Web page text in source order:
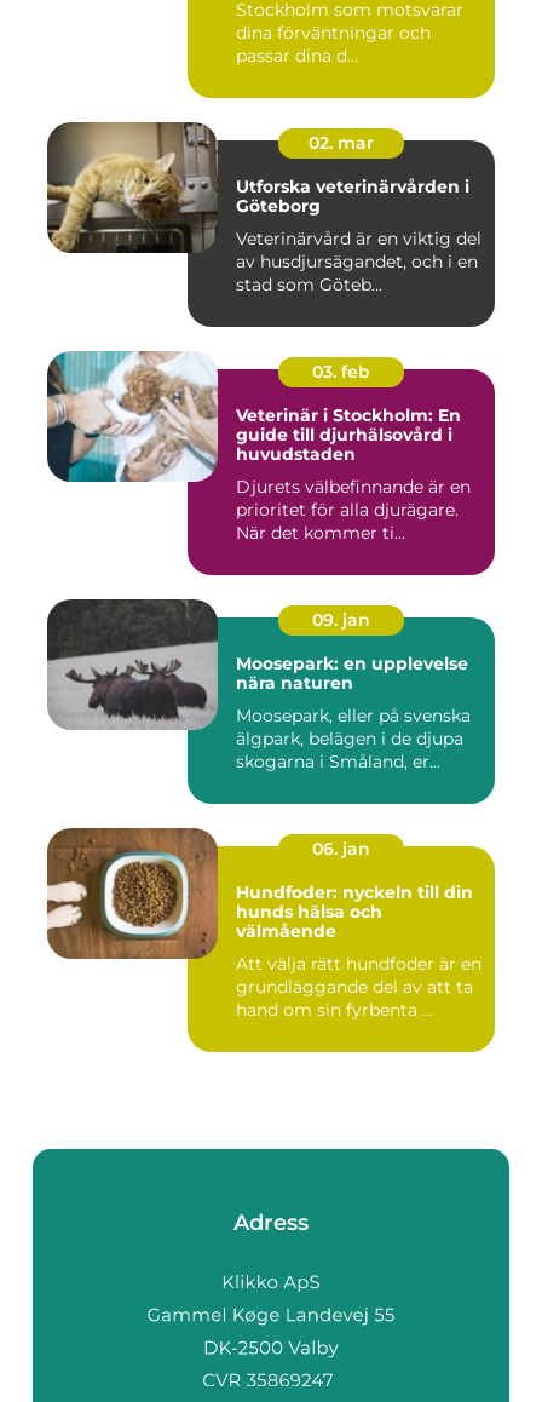
Stockholm som motsvarar
dina förväntningar och
passar dina d...
02. mar
Utforska veterinärvården i
Göteborg
Veterinärvård är en viktig del
av husdjursägandet, och i en
stad som Göteb...
03. feb
Veterinär i Stockholm: En
guide till djurhälsovård i
huvudstaden
Djurets välbefinnande är en
prioritet för alla djurägare.
När det kommer ti...
09. jan
Moosepark: en upplevelse
nära naturen
Moosepark, eller på svenska
älgpark, belägen i de djupa
skogarna i Småland, er...
06. jan
Hundfoder: nyckeln till din
hunds hälsa och
välmående
Att välja rätt hundfoder är en
grundläggande del av att ta
hand om sin fyrbenta ...
Adress